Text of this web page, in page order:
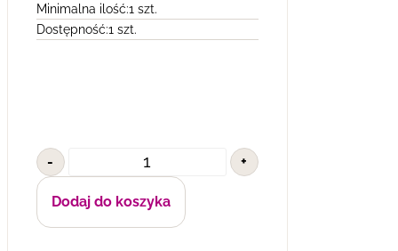
Minimalna ilość:1 szt.
Dostępność:1 szt.
- +
Dodaj do koszyka